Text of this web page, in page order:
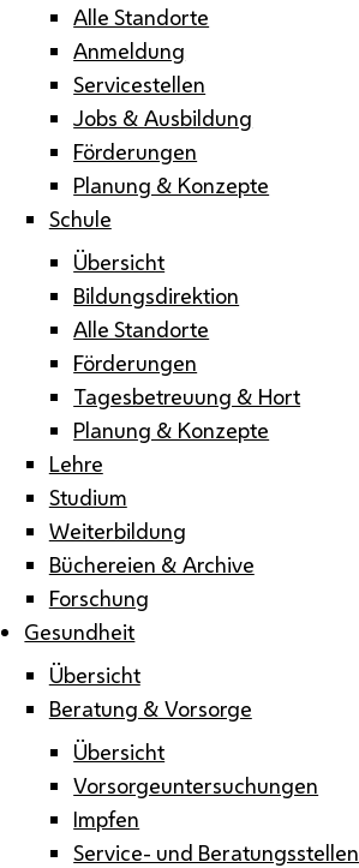
Alle Standorte
Anmeldung
Servicestellen
Jobs & Ausbildung
Förderungen
Planung & Konzepte
Schule
Übersicht
Bildungsdirektion
Alle Standorte
Förderungen
Tagesbetreuung & Hort
Planung & Konzepte
Lehre
Studium
Weiterbildung
Büchereien & Archive
Forschung
Gesundheit
Übersicht
Beratung & Vorsorge
Übersicht
Vorsorgeuntersuchungen
Impfen
Service- und Beratungsstellen